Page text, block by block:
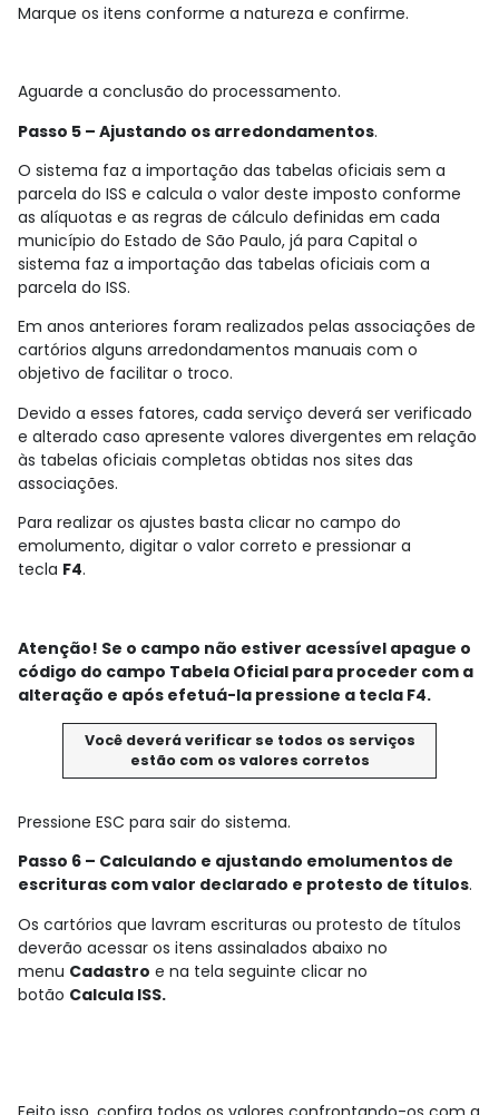
Marque os itens conforme a natureza e confirme.
Aguarde a conclusão do processamento.
Passo 5 – Ajustando os arredondamentos.
O sistema faz a importação das tabelas oficiais sem a
parcela do ISS e calcula o valor deste imposto conforme
as alíquotas e as regras de cálculo definidas em cada
município do Estado de São Paulo, já para Capital o
sistema faz a importação das tabelas oficiais com a
parcela do ISS.
Em anos anteriores foram realizados pelas associações de
cartórios alguns arredondamentos manuais com o
objetivo de facilitar o troco.
Devido a esses fatores, cada serviço deverá ser verificado
e alterado caso apresente valores divergentes em relação
às tabelas oficiais completas obtidas nos sites das
associações.
Para realizar os ajustes basta clicar no campo do
emolumento, digitar o valor correto e pressionar a
tecla F4.
Atenção! Se o campo não estiver acessível apague o
código do campo Tabela Oficial para proceder com a
alteração e após efetuá-la pressione a tecla F4.
Você deverá verificar se todos os serviços
estão com os valores corretos
Pressione ESC para sair do sistema.
Passo 6 – Calculando e ajustando emolumentos de
escrituras com valor declarado e protesto de títulos.
Os cartórios que lavram escrituras ou protesto de títulos
deverão acessar os itens assinalados abaixo no
menu Cadastro e na tela seguinte clicar no
botão Calcula ISS.